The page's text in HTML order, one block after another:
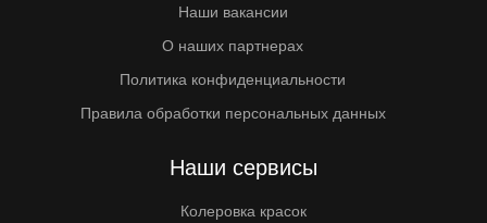
Наши вакансии
О наших партнерах
Политика конфиденциальности
Правила обработки персональных данных
Наши сервисы
Колеровка красок